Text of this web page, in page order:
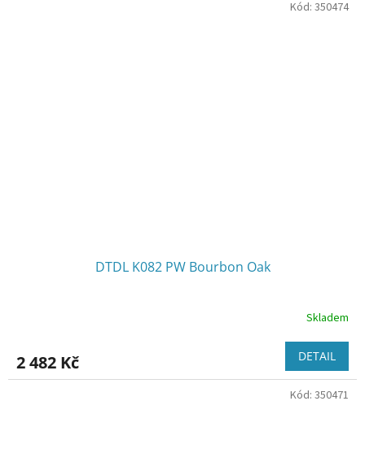
DTDL K082 PW Bourbon Oak
Skladem
2 482 Kč DETAIL
Kód: 350474
Kód: 350471